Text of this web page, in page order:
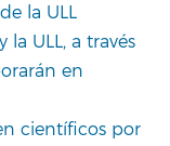
la ULL
ULL, a través
en
científicos por